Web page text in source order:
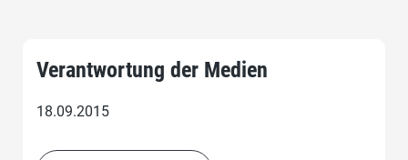
Verantwortung der Medien
18.09.2015